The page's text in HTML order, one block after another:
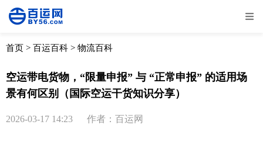
全部 物流资讯
取消 确定
首页 > 百运百科 > 物流百科
空运带电货物，“限量申报” 与 “正常申报” 的适用场
景有何区别（国际空运干货知识分享）
2026-03-17 14:23 作者：百运网